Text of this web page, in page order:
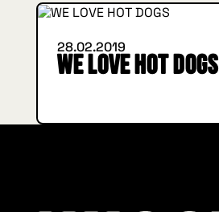
28.02.2019
WE LOVE HOT DOGS